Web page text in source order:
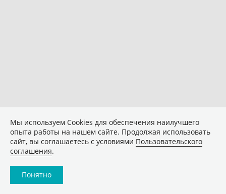
Мы используем Сookies для обеспечения наилучшего
опыта работы на нашем сайте. Продолжая использовать
сайт, вы соглашаетесь с условиями Пользовательского
соглашения.
Понятно